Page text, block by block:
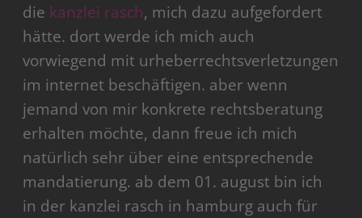
die kanzlei rasch, mich dazu aufgefordert
hätte. dort werde ich mich auch
vorwiegend mit urheberrechtsverletzungen
im internet beschäftigen. aber wenn
jemand von mir konkrete rechtsberatung
erhalten möchte, dann freue ich mich
natürlich sehr über eine entsprechende
mandatierung. ab dem 01. august bin ich
in der kanzlei rasch in hamburg auch für